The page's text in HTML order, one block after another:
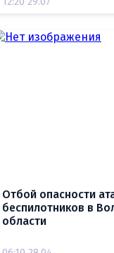
Отбой опасности
беспилотников в
области